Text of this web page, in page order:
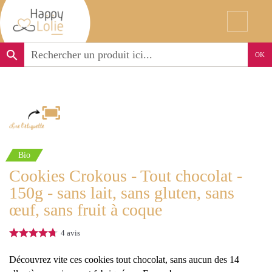
search OK
Bio
Cookies Crokous - Tout chocolat -
150g - sans lait, sans gluten, sans
œuf, sans fruit à coque
4 avis
Découvrez vite ces cookies tout chocolat, sans aucun des 14